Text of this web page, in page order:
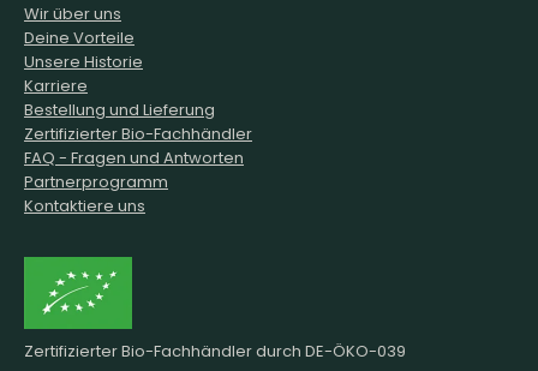
Wir über uns
Deine Vorteile
Unsere Historie
Karriere
Bestellung und Lieferung
Zertifizierter Bio-Fachhändler
FAQ - Fragen und Antworten
Partnerprogramm
Kontaktiere uns
Zertifizierter Bio-Fachhändler durch DE-ÖKO-039